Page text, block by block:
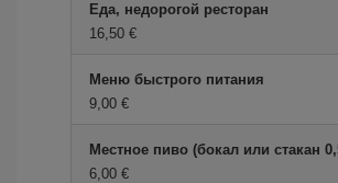
Еда, недорогой ресторан
16,50 €
Меню быстрого питания
9,00 €
Местное пиво (бокал или стакан
6,00 €